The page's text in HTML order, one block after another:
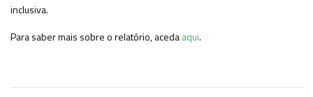
inclusiva.
Para saber mais sobre o relatório, acedaaqui.